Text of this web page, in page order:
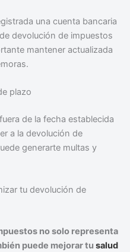
una cuenta bancaria
devolución de impuestos
mantener actualizada
plazo
de la fecha establecida
a la devolución de
generarte multas y
tu devolución de
no solo representa
puede mejorar tu salud